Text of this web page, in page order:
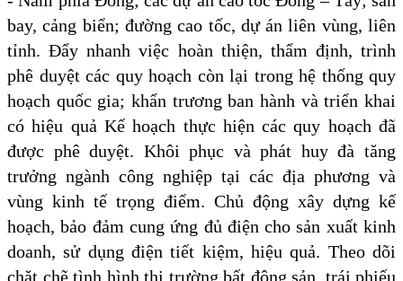
bay, cảng biển; đường cao tốc, dự án liên vùng, liên
tỉnh. Đẩy nhanh việc hoàn thiện, thẩm định, trình
phê duyệt các quy hoạch còn lại trong hệ thống quy
hoạch quốc gia; khẩn trương ban hành và triển khai
có hiệu quả Kế hoạch thực hiện các quy hoạch đã
được phê duyệt. Khôi phục và phát huy đà tăng
trưởng ngành công nghiệp tại các địa phương và
vùng kinh tế trọng điểm. Chủ động xây dựng kế
hoạch, bảo đảm cung ứng đủ điện cho sản xuất kinh
doanh, sử dụng điện tiết kiệm, hiệu quả. Theo dõi
chặt chẽ tình hình thị trường bất động sản, trái phiếu